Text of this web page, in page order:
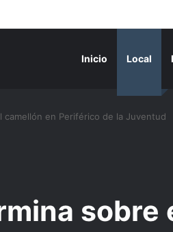
Inicio Local
en Periférico de la Juventud
sobre